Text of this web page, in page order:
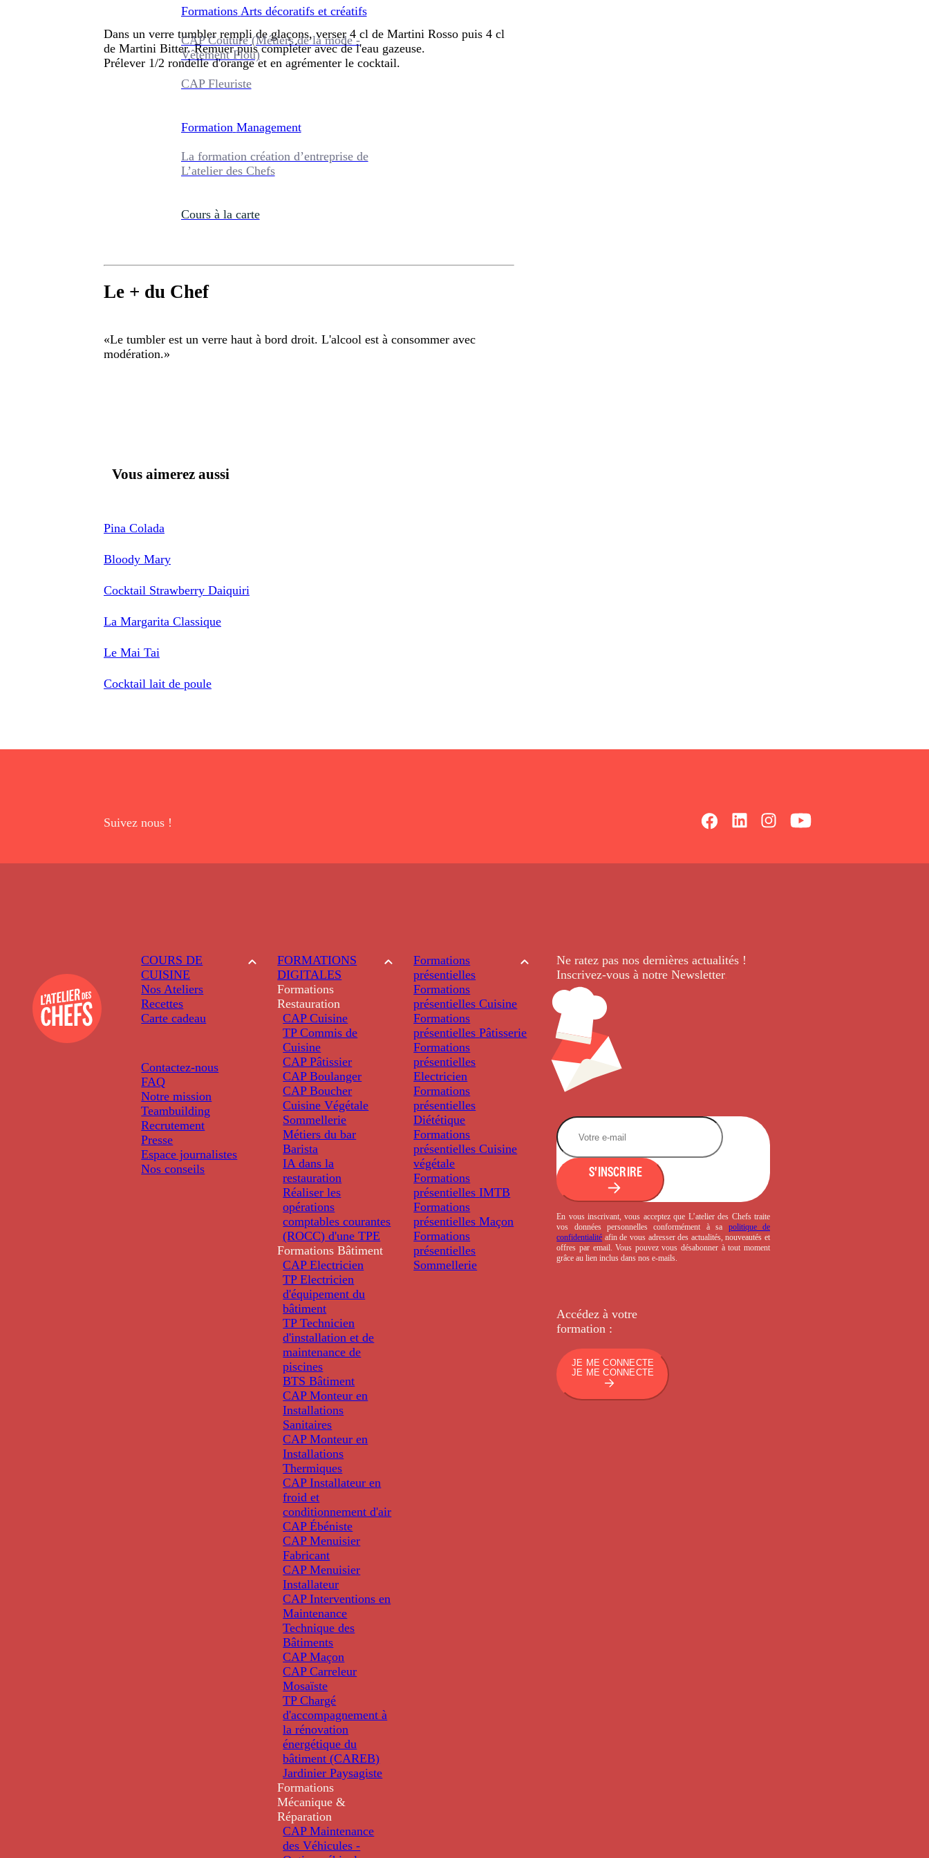
Formations Arts décoratifs et créatifs
CAP Couture (Métiers de la mode -
Vêtement Flou)
CAP Fleuriste
Formation Management
La formation création d’entreprise de
L’atelier des Chefs
Cours à la carte
Dans un verre tumbler rempli de glaçons, verser 4 cl de Martini Rosso puis 4 cl
de Martini Bitter. Remuer puis compléter avec de l'eau gazeuse.
Prélever 1/2 rondelle d'orange et en agrémenter le cocktail.
Le + du Chef
«Le tumbler est un verre haut à bord droit. L'alcool est à consommer avec
modération.»
Vous aimerez aussi
Pina Colada
Bloody Mary
Cocktail Strawberry Daiquiri
La Margarita Classique
Le Mai Tai
Cocktail lait de poule
Suivez nous !
COURS DE
CUISINE
Nos Ateliers
Recettes
Carte cadeau
Contactez-nous
FAQ
Notre mission
Teambuilding
Recrutement
Presse
Espace journalistes
Nos conseils
FORMATIONS
DIGITALES
Formations
Restauration
CAP Cuisine
TP Commis de
Cuisine
CAP Pâtissier
CAP Boulanger
CAP Boucher
Cuisine Végétale
Sommellerie
Métiers du bar
Barista
IA dans la
restauration
Réaliser les
opérations
comptables courantes
(ROCC) d'une TPE
Formations Bâtiment
CAP Electricien
TP Electricien
d'équipement du
bâtiment
TP Technicien
d'installation et de
maintenance de
piscines
BTS Bâtiment
CAP Monteur en
Installations
Sanitaires
CAP Monteur en
Installations
Thermiques
CAP Installateur en
froid et
conditionnement d'air
CAP Ébéniste
CAP Menuisier
Fabricant
CAP Menuisier
Installateur
CAP Interventions en
Maintenance
Technique des
Bâtiments
CAP Maçon
CAP Carreleur
Mosaïste
TP Chargé
d'accompagnement à
la rénovation
énergétique du
bâtiment (CAREB)
Jardinier Paysagiste
Formations
Mécanique &
Réparation
CAP Maintenance
des Véhicules -
Formations
présentielles
Formations
présentielles Cuisine
Formations
présentielles Pâtisserie
Formations
présentielles
Electricien
Formations
présentielles
Diététique
Formations
présentielles Cuisine
végétale
Formations
présentielles IMTB
Formations
présentielles Maçon
Formations
présentielles
Sommellerie
Ne ratez pas nos dernièresactualités !
Inscrivez-vous à notre Newsletter.
S'INSCRIRE
En vous inscrivant, vous acceptez que L’atelier des Chefs traite
vos données personnelles conformément à sa politique de
confidentialité afin de vous adresser des actualités, nouveautés et
offres par email. Vous pouvez vous désabonner à tout moment
grâce au lien inclus dans nos e-mails.
Accédez à votre
formation :
JE ME CONNECTE
JE ME CONNECTE